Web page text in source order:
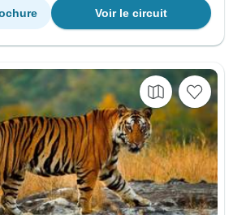
Voir le circuit